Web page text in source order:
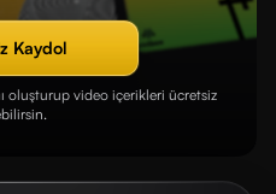
Kaydol
oluşturup video içerikleri ücretsiz